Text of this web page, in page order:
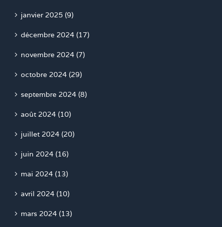
janvier 2025 (9)
décembre 2024 (17)
novembre 2024 (7)
octobre 2024 (29)
septembre 2024 (8)
août 2024 (10)
juillet 2024 (20)
juin 2024 (16)
mai 2024 (13)
avril 2024 (10)
mars 2024 (13)